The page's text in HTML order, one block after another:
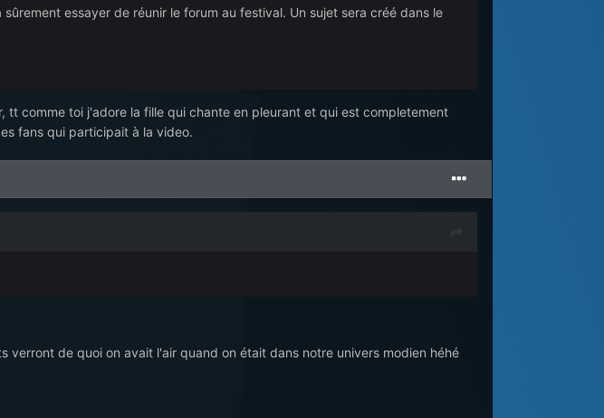
essayer de réunir le forum au festival. Un sujet sera créé dans le
tt comme toi j'adore la fille qui chante en pleurant et qui est completement
fans qui participait à la video.
verront de quoi on avait l'air quand on était dans notre univers modien héhé